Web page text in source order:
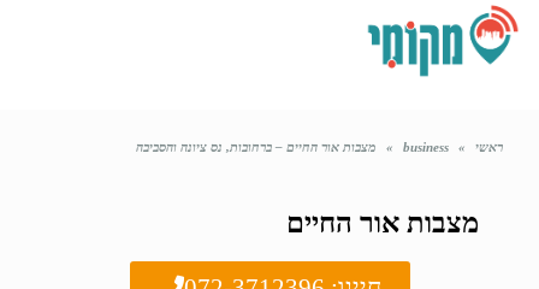
ראשי »
business
» מצבות אור החיים – ברחובות, נס ציונה והסביבה
מצבות אור החיים